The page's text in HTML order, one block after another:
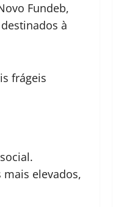
Fundeb,
à
frágeis
elevados,